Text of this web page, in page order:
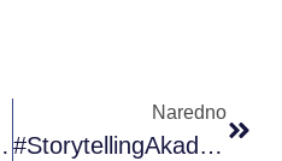
Evropi
Naredno
#StorytellingAkademija U #POKMostar